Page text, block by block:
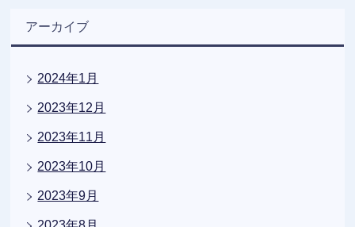
アーカイブ
2024年1月
2023年12月
2023年11月
2023年10月
2023年9月